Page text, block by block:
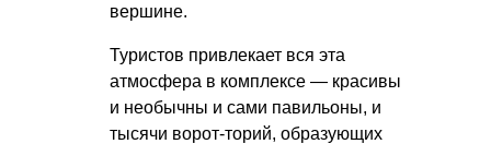
вершине.
Туристов привлекает вся эта
атмосфера в комплексе — красивы
и необычны и сами павильоны, и
тысячи ворот-торий, образующих